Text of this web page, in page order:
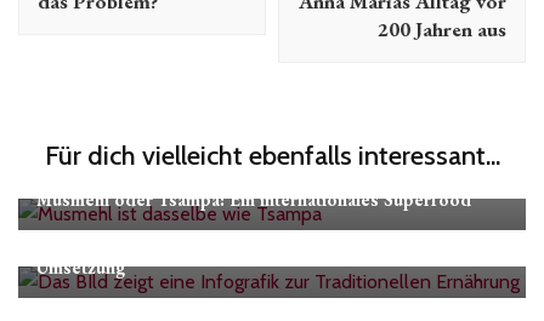
200 Jahren aus
Für dich vielleicht ebenfalls interessant...
Musmehl oder Tsampa: Ein internationales Superfood
Umsetzung